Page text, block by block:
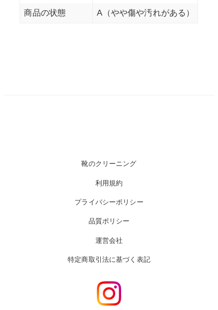
商品の状態 A（やや傷や汚れがある）
靴のクリーニング
利用規約
プライバシーポリシー
品質ポリシー
運営会社
特定商取引法に基づく表記